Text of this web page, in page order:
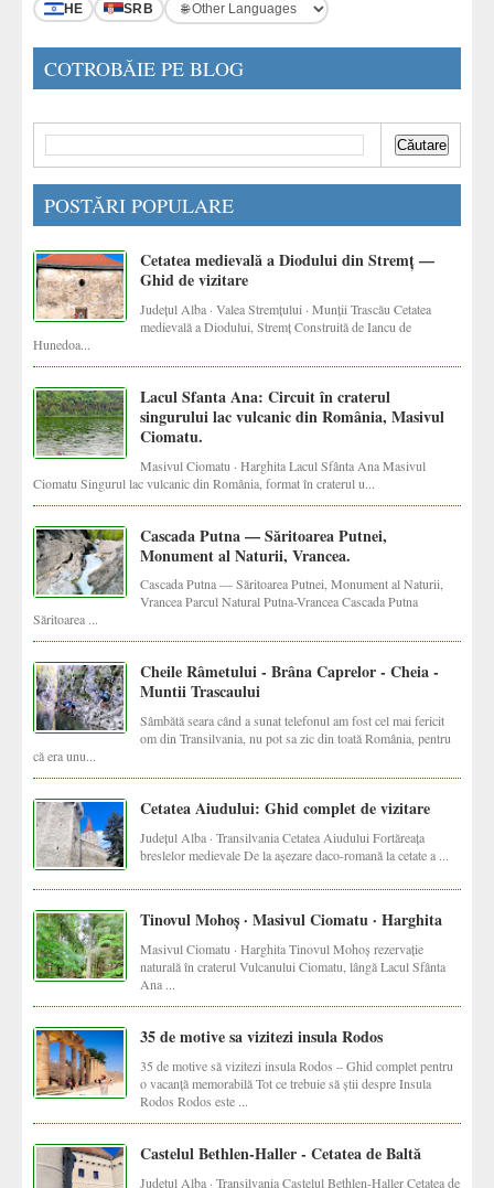
HE
SRB
COTROBĂIE PE BLOG
POSTĂRI POPULARE
Cetatea medievală a Diodului din Stremț —
Ghid de vizitare
Județul Alba · Valea Stremțului · Munții Trascău Cetatea
medievală a Diodului, Stremț Construită de Iancu de
Hunedoa...
Lacul Sfanta Ana: Circuit în craterul
singurului lac vulcanic din România, Masivul
Ciomatu.
Masivul Ciomatu · Harghita Lacul Sfânta Ana Masivul
Ciomatu Singurul lac vulcanic din România, format în craterul u...
Cascada Putna — Săritoarea Putnei,
Monument al Naturii, Vrancea.
Cascada Putna — Săritoarea Putnei, Monument al Naturii,
Vrancea Parcul Natural Putna-Vrancea Cascada Putna
Săritoarea ...
Cheile Râmetului - Brâna Caprelor - Cheia -
Muntii Trascaului
Sâmbătă seara când a sunat telefonul am fost cel mai fericit
om din Transilvania, nu pot sa zic din toată România, pentru
că era unu...
Cetatea Aiudului: Ghid complet de vizitare
Județul Alba · Transilvania Cetatea Aiudului Fortăreața
breslelor medievale De la așezare daco-romană la cetate a ...
Tinovul Mohoș · Masivul Ciomatu · Harghita
Masivul Ciomatu · Harghita Tinovul Mohoș rezervație
naturală în craterul Vulcanului Ciomatu, lângă Lacul Sfânta
Ana ...
35 de motive sa vizitezi insula Rodos
35 de motive să vizitezi insula Rodos – Ghid complet pentru
o vacanță memorabilă Tot ce trebuie să știi despre Insula
Rodos Rodos este ...
Castelul Bethlen-Haller - Cetatea de Baltă
Județul Alba · Transilvania Castelul Bethlen-Haller Cetatea de